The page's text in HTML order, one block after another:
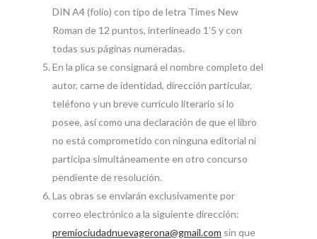
DIN A4 (folio) con tipo de letra Times New
Roman de 12 puntos, interlineado 1’5 y con
todas sus páginas numeradas.
En la plica se consignará el nombre completo del
autor, carne de identidad, dirección particular,
teléfono y un breve currículo literario si lo
posee, así como una declaración de que el libro
no está comprometido con ninguna editorial ni
participa simultáneamente en otro concurso
pendiente de resolución.
Las obras se enviarán exclusivamente por
correo electrónico a la siguiente dirección:
premiociudadnuevagerona@gmail.com sin que